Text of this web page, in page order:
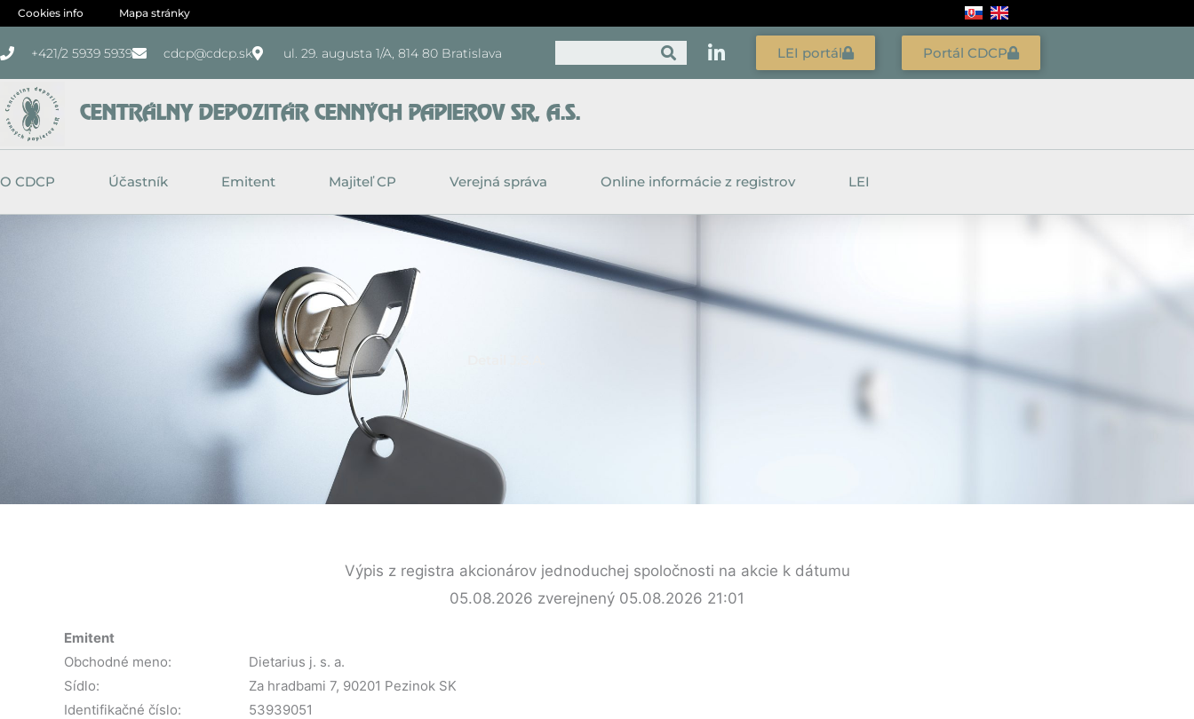
Preskočiť
obsah
Cookies info Mapa stránky
+421/2 5939 5939 cdcp@cdcp.sk ul. 29. augusta 1/A, 814 80 Bratislava LEI portál Portál CDCP
CENTRÁLNY DEPOZITÁR CENNÝCH PAPIEROV SR, A.S.
O CDCP Účastník Emitent Majiteľ CP Verejná správa Online informácie z registrov LEI
Výpis z registra akcionárov jednoduchej spoločnosti na akcie k dátumu
05.08.2026 zverejnený 05.08.2026 21:01
Emitent
Obchodné meno:
Dietarius j. s. a.
Sídlo:
Za hradbami 7, 90201 Pezinok SK
Identifikačné číslo:
53939051